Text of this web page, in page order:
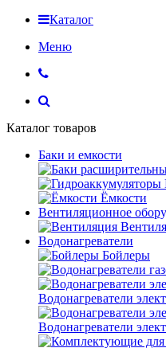
Каталог
Меню
Каталог товаров
Баки и емкости
Ёмкости
Вентиляционное
Водонагреватели
Бойлеры
Водонагреватели
Водонагреватели